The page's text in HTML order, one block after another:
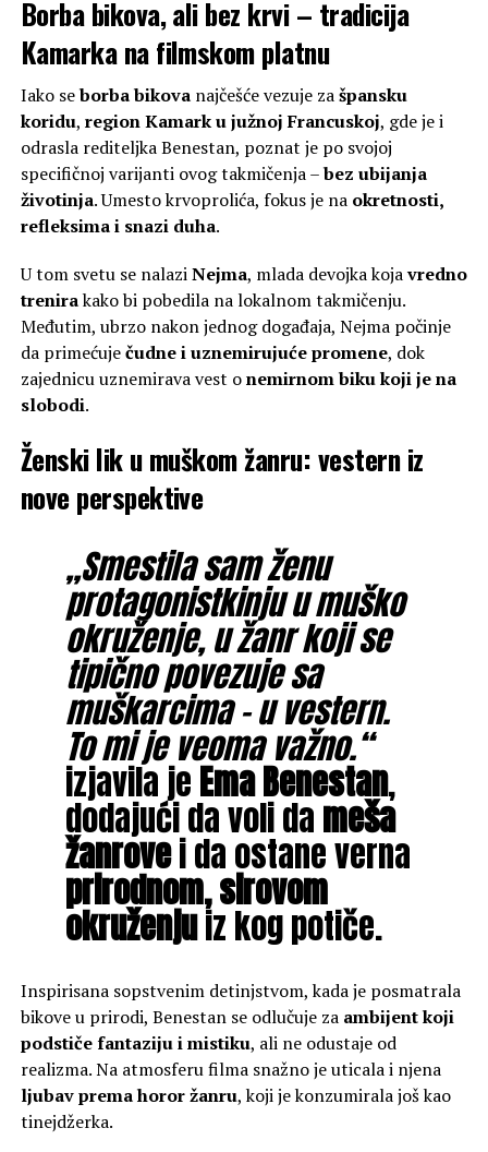
Borba bikova, ali bez krvi – tradicija
Kamarka na filmskom platnu
Iako seborba bikovanajčešće vezuje zašpansku
koridu, region Kamark u južnoj Francuskoj, gde je i
odrasla rediteljka Benestan, poznat je po svojoj
specifičnoj varijanti ovog takmičenja –bez ubijanja
životinja. Umesto krvoprolića, fokus je na okretnosti,
refleksima i snazi duha.
U tom svetu se nalaziNejma, mlada devojka kojavredno
trenirakako bi pobedila na lokalnom takmičenju.
Međutim, ubrzo nakon jednog događaja, Nejma počinje
da primećuječudne i uznemirujuće promene, dok
zajednicu uznemirava vest onemirnom biku koji je na
slobodi.
Ženski lik u muškom žanru: vestern iz
nove perspektive
„Smestila sam ženu
protagonistkinju u muško
okruženje, u žanr koji se
tipično povezuje sa
muškarcima – u vestern.
To mi je veoma važno.“
izjavila jeEma Benestan,
dodajući da voli dameša
žanrovei da ostane verna
prirodnom, sirovom
okruženjuiz kog potiče.
Inspirisana sopstvenim detinjstvom, kada je posmatrala
bikove u prirodi, Benestan se odlučuje za ambijent koji
podstiče fantaziju i mistiku, ali ne odustaje od
realizma. Na atmosferu filma snažno je uticala i njena
ljubav prema horor žanru, koji je konzumirala još kao
tinejdžerka.